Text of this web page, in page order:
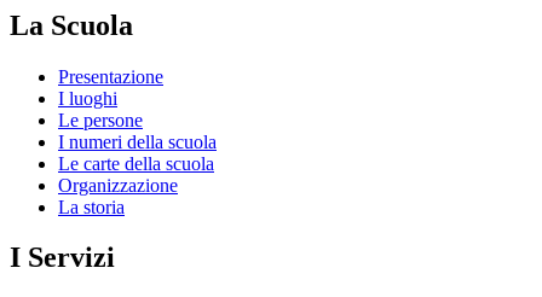
La Scuola
Presentazione
I luoghi
Le persone
I numeri della scuola
Le carte della scuola
Organizzazione
La storia
I Servizi